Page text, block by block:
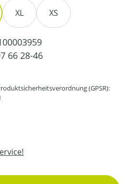
XL XS
66 28-46
(GPSR):